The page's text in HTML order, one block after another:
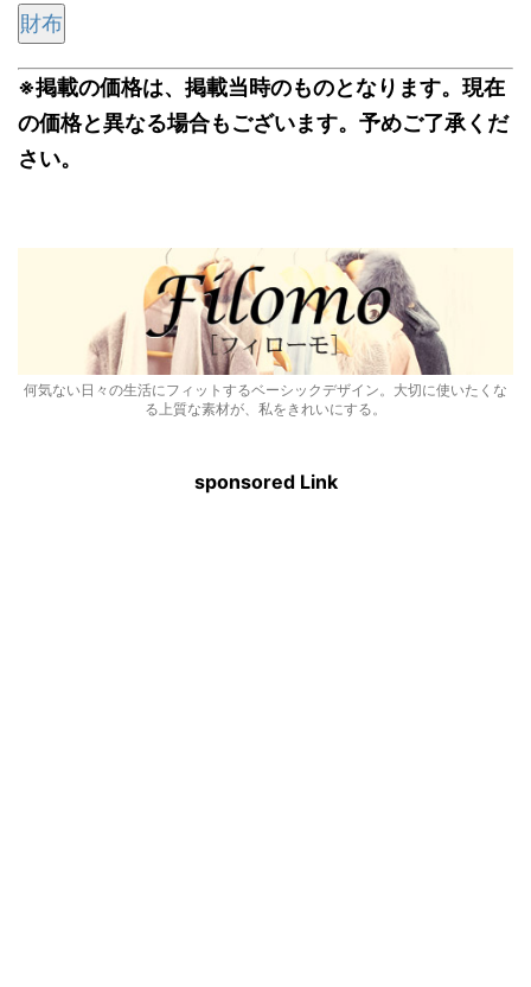
財布
※掲載の価格は、掲載当時のものとなります。現在
の価格と異なる場合もございます。予めご了承くだ
さい。
何気ない日々の生活にフィットするベーシックデザイン。大切に使いたくな
る上質な素材が、私をきれいにする。
sponsored Link